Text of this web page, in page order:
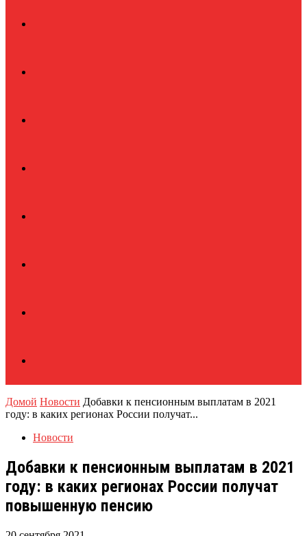
Домой Новости Добавки к пенсионным выплатам в 2021
году: в каких регионах России получат...
Новости
Добавки к пенсионным выплатам в 2021
году: в каких регионах России получат
повышенную пенсию